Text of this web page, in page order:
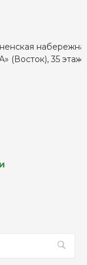
(Восток), 35 этаж,